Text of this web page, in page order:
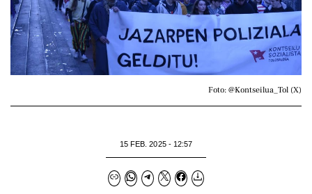
Foto: @Kontseilua_Tol (X)
15 FEB. 2025 - 12:57